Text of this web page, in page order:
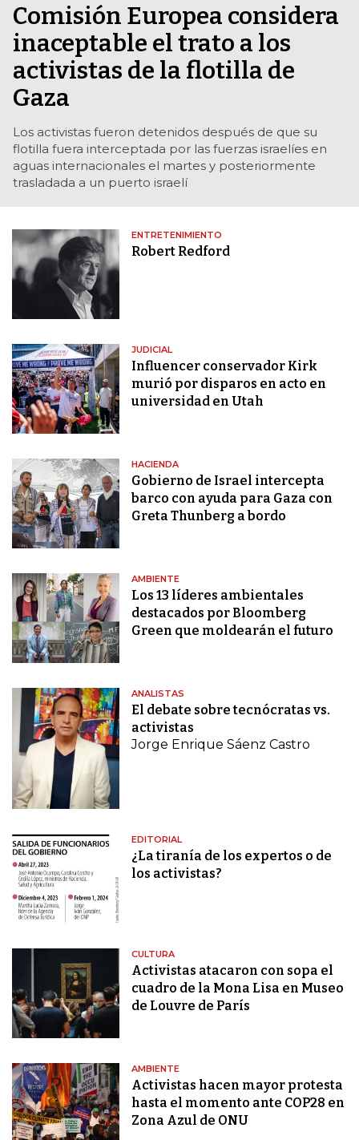
Comisión Europea considera
inaceptable el trato a los
activistas de la flotilla de
Gaza
Los activistas fueron detenidos después de que su
flotilla fuera interceptada por las fuerzas israelíes en
aguas internacionales el martes y posteriormente
trasladada a un puerto israelí
ENTRETENIMIENTO
Robert Redford
JUDICIAL
Influencer conservador Kirk
murió por disparos en acto en
universidad en Utah
HACIENDA
Gobierno de Israel intercepta
barco con ayuda para Gaza con
Greta Thunberg a bordo
AMBIENTE
Los 13 líderes ambientales
destacados por Bloomberg
Green que moldearán el futuro
ANALISTAS
El debate sobre tecnócratas vs.
activistas
Jorge Enrique Sáenz Castro
EDITORIAL
¿La tiranía de los expertos o de
los activistas?
CULTURA
Activistas atacaron con sopa el
cuadro de la Mona Lisa en Museo
de Louvre de París
AMBIENTE
Activistas hacen mayor protesta
hasta el momento ante COP28 en
Zona Azul de ONU